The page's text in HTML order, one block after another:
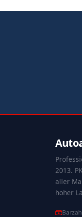
2013.
aller
hoher